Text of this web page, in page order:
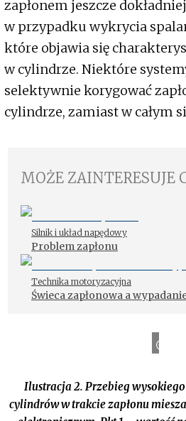
zapłonem jeszcze
w przypadku wykrycia
które objawia się
w cylindrze. Niektóre
selektywnie korygować
cylindrze, zamiast w całym
MOŻE ZAINTERESUJE
Silnik i układ napędowy
Problem zapłonu
Technika motoryzacyjna
Świeca zapłonowa a
Ilustracja 2. Przebieg
cylindrów w trakcie zapłonu